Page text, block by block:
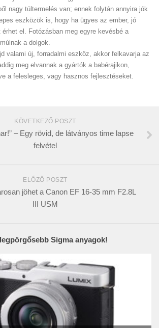
nagy túltermelés van; ennek folytán annyira jók
eszközök is, hogy ha ügyes az ember, jó
érhet el. Fotózásban meg egyre kevésbé a
a dolgok.
valami új, forradalmi eszköz, akkor felkavarja az
meg elvannak a gyártók a babérajikon,
a felesleges, vagy hasznos fejlesztéseket.
KÖVETKEZŐ POSZT
– Egy rövid, de látványos time lapse
felvétel
ELŐZŐ POSZT
jöhet a Canon EF 16-35 mm F2.8L
III USM
Sigma anyagok!